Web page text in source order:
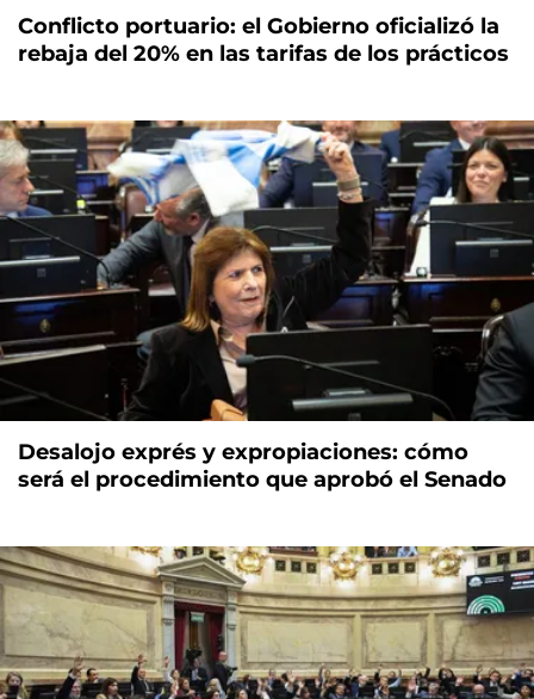
Conflicto portuario: el Gobierno oficializó la
rebaja del 20% en las tarifas de los prácticos
Desalojo exprés y expropiaciones: cómo
será el procedimiento que aprobó el Senado